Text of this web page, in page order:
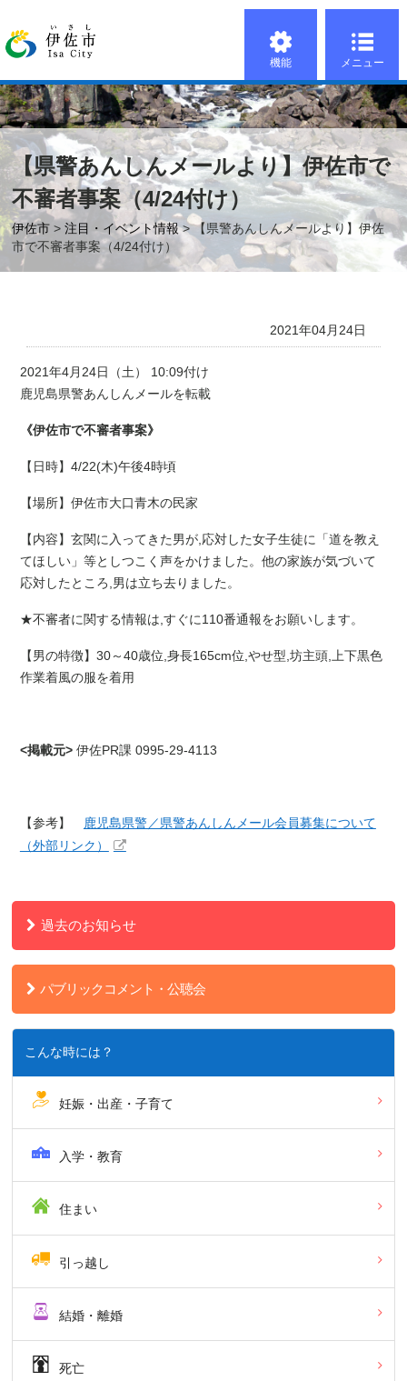
機能 メニュー
【県警あんしんメールより】伊佐市で
不審者事案（4/24付け）
伊佐市 >注目・イベント情報> 【県警あんしんメールより】伊佐
市で不審者事案（4/24付け）
2021年04月24日
2021年4月24日（土） 10:09付け
鹿児島県警あんしんメールを転載
《伊佐市で不審者事案》
【日時】 4/22(木)午後4時頃
【場所】伊佐市大口青木の民家
【内容】玄関に入ってきた男が,応対した女子生徒に「道を教え
てほしい」等としつこく声をかけました。他の家族が気づいて
応対したところ ,男は立ち去りました。
★不審者に関する情報は,すぐに110番通報をお願いします。
【男の特徴】 30～ 40歳位,身長165cm位,やせ型,坊主頭,上下黒色
作業着風の服を着用
<掲載元> 伊佐PR課 0995-29-4113
【参考】 鹿児島県警／県警あんしんメール会員募集について
（外部リンク）
過去のお知らせ
パブリックコメント・公聴会
こんな時には？
妊娠・出産・子育て
入学・教育
住まい
引っ越し
結婚・離婚
死亡